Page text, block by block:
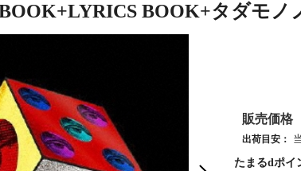
BOOK+タダモノ
販売価格
出荷目安：
たまるdポイ